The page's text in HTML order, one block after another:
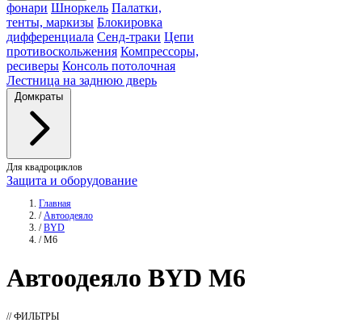
фонари Шноркель Палатки,
тенты, маркизы Блокировка
дифференциала Сенд-траки Цепи
противоскольжения Компрессоры,
ресиверы Консоль потолочная
Лестница на заднюю дверь
Домкраты
Для квадроциклов
Защита и оборудование
Главная
/ Автоодеяло
/ BYD
/ M6
Автоодеяло BYD M6
// ФИЛЬТРЫ